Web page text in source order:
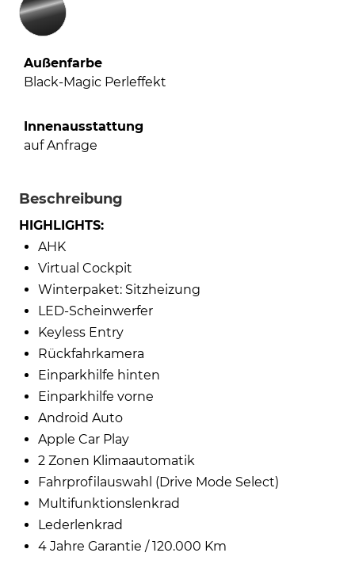
Außenfarbe
Black-Magic Perleffekt
Innenausstattung
auf Anfrage
Beschreibung
HIGHLIGHTS:
AHK
Virtual Cockpit
Winterpaket: Sitzheizung
LED-Scheinwerfer
Keyless Entry
Rückfahrkamera
Einparkhilfe hinten
Einparkhilfe vorne
Android Auto
Apple Car Play
2 Zonen Klimaautomatik
Fahrprofilauswahl (Drive Mode Select)
Multifunktionslenkrad
Lederlenkrad
4 Jahre Garantie / 120.000 Km